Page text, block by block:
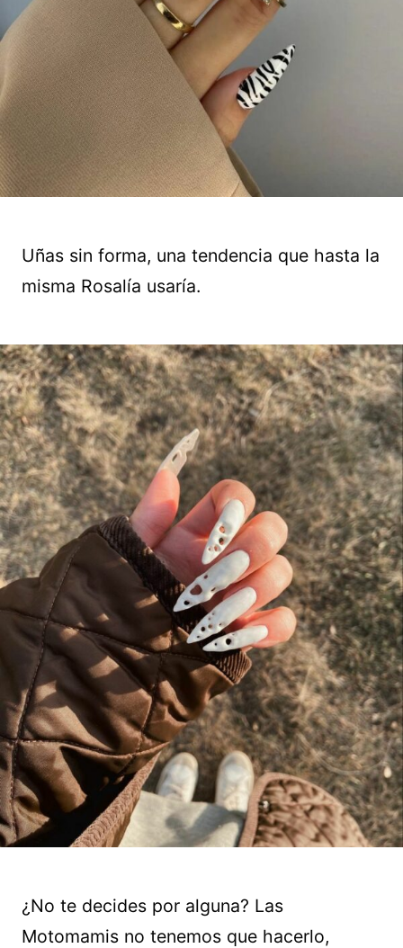
Uñas sin forma, una tendencia que hasta la
misma Rosalía usaría.
¿No te decides por alguna? Las
Motomamis no tenemos que hacerlo,